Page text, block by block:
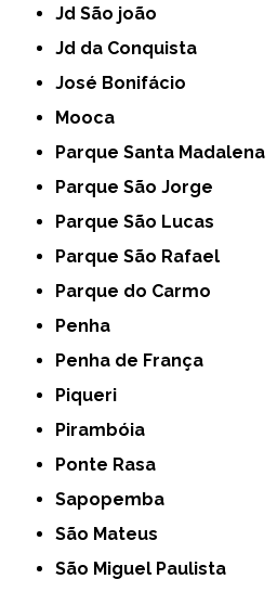
Jd São joão
Jd da Conquista
José Bonifácio
Mooca
Parque Santa Madalena
Parque São Jorge
Parque São Lucas
Parque São Rafael
Parque do Carmo
Penha
Penha de França
Piqueri
Pirambóia
Ponte Rasa
Sapopemba
São Mateus
São Miguel Paulista